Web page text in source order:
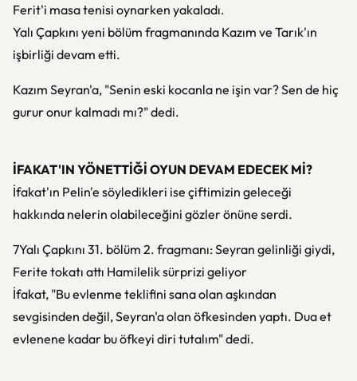
Ferit'i masa tenisi oynarken yakaladı.
Yalı Çapkını yeni bölüm fragmanında Kazım ve Tarık'ın
işbirliği devam etti.
Kazım Seyran'a, "Senin eski kocanla ne işin var? Sen de hiç
gurur onur kalmadı mı?" dedi.
İFAKAT'IN YÖNETTİĞİ OYUN DEVAM EDECEK Mİ?
İfakat'ın Pelin'e söyledikleri ise çiftimizin geleceği
hakkında nelerin olabileceğini gözler önüne serdi.
7Yalı Çapkını 31. bölüm 2. fragmanı: Seyran gelinliği giydi,
Ferite tokatı attı Hamilelik sürprizi geliyor
İfakat, "Bu evlenme teklifini sana olan aşkından
sevgisinden değil, Seyran'a olan öfkesinden yaptı. Dua et
evlenene kadar bu öfkeyi diri tutalım" dedi.